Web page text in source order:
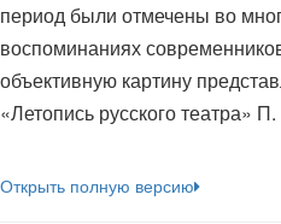
период были отмечены во
воспоминаниях
объективную картину
«Летопись русского театра»
Открыть полную версию